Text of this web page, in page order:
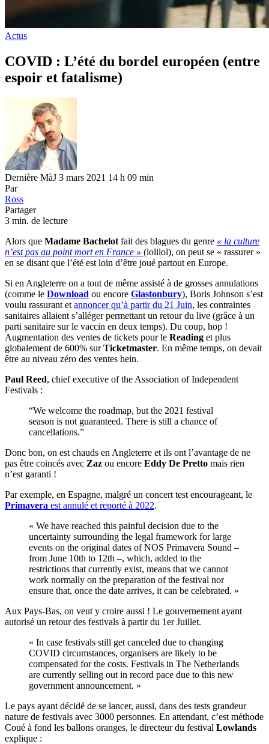
Actus
COVID : L’été du bordel européen (entre
espoir et fatalisme)
Dernière MàJ 3 mars 2021 14 h 09 min
Par
Ross
Partager
3 min. de lecture
Alors que Madame Bachelot fait des blagues du genre « la culture
n’est pas au point mort en France » (lolilol), on peut se « rassurer »
en se disant que l’été est loin d’être joué partout en Europe.
Si en Angleterre on a tout de même assisté à de grosses annulations
(comme le Download ou encore Glastonbury), Boris Johnson s’est
voulu rassurant et annoncer qu’à partir du 21 Juin, les contraintes
sanitaires allaient s’alléger permettant un retour du live (grâce à un
parti sanitaire sur le vaccin en deux temps). Du coup, hop !
Augmentation des ventes de tickets pour le Reading et plus
globalement de 600% surTicketmaster. En même temps, on devait
être au niveau zéro des ventes hein.
Paul Reed, chief executive of the Association of Independent
Festivals :
“We welcome the roadmap, but the 2021 festival
season is not guaranteed. There is still a chance of
cancellations.”
Donc bon, on est chauds en Angleterre et ils ont l’avantage de ne
pas être coincés avec Zaz ou encore Eddy De Pretto mais rien
n’est garanti !
Par exemple, en Espagne, malgré un concert test encourageant, le
Primavera est annulé et reporté à 2022.
« We have reached this painful decision due to the
uncertainty surrounding the legal framework for large
events on the original dates of NOS Primavera Sound –
from June 10th to 12th –, which, added to the
restrictions that currently exist, means that we cannot
work normally on the preparation of the festival nor
ensure that, once the date arrives, it can be celebrated. »
Aux Pays-Bas, on veut y croire aussi ! Le gouvernement ayant
autorisé un retour des festivals à partir du 1er Juillet.
« In case festivals still get canceled due to changing
COVID circumstances, organisers are likely to be
compensated for the costs. Festivals in The Netherlands
are currently selling out in record pace due to this new
government announcement. »
Le pays ayant décidé de se lancer, aussi, dans des tests grandeur
nature de festivals avec 3000 personnes. En attendant, c’est méthode
Coué à fond les ballons oranges, le directeur du festival Lowlands
explique :